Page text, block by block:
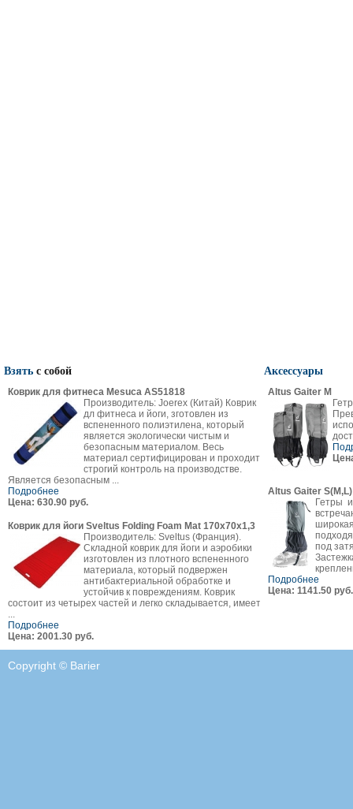
Взять с собой
Коврик для фитнеса Mesuca AS51818
Производитель: Joerex (Китай) Коврик
дл фитнеса и йоги, зготовлен из
вспененного полиэтилена, который
является экологически чистым и
безопасным материалом. Весь
материал сертифицирован и проходит
строгий контроль на производстве.
Является безопасным ...
Подробнее
Цена: 630.90 руб.
Коврик для йоги Sveltus Folding Foam Mat 170х70х1,3
Производитель: Sveltus (Франция).
Складной коврик для йоги и аэробики
изготовлен из плотного вспененного
материала, который подвержен
антибактериальной обработке и
устойчив к повреждениям. Коврик
состоит из четырех частей и легко складывается, имеет
...
Подробнее
Цена: 2001.30 руб.
Аксессуары
Altus Gaiter M
Altus Gaiter S(M,L)
Гетры
под
Подробнее
Цена: 1141.50 руб.
Copyright © Barier